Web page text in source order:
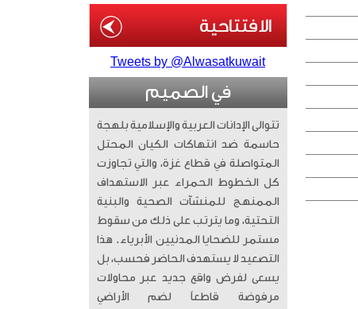
Tweets by @Alwasatkuwait
في الصميم
تتوالى الإدانات العربية والإسلامية بلهجة
حاسمة ضد انتهاكات الكيان المحتل
المتواصلة في قطاع غزة، والتي تجاوزت
كل الخطوط الحمراء عبر الاستهداف
الممنهج للمنشآت الصحية والبنية
التحتية، وما يترتب على ذلك من سقوط
مستمر للضحايا المدنيين الأبرياء. ​ هذا
التصعيد لا يستهدف الحاضر فحسب، بل
يسعى لفرض واقع جديد عبر محاولات
مرفوضة قاطعاً لضم الأراضي